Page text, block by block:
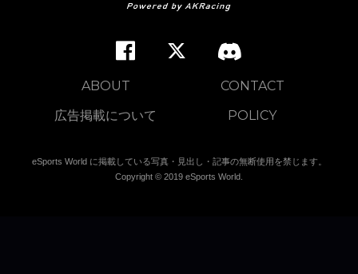
ABOUT
CONTACT
広告掲載について
POLICY
eSports World に掲載している写真・見出し・記事の無断使用を禁じます。
Copyright © 2019 eSports World.